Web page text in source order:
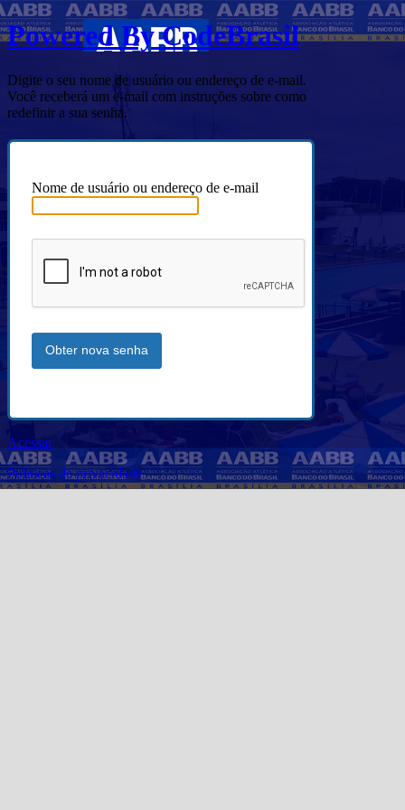
Powered By CodeBrasil
Digite o seu nome de usuário ou endereço de e-mail.
Você receberá um e-mail com instruções sobre como
redefinir a sua senha.
Nome de usuário ou endereço de e-mail
Acessar
Politicas de privacidade